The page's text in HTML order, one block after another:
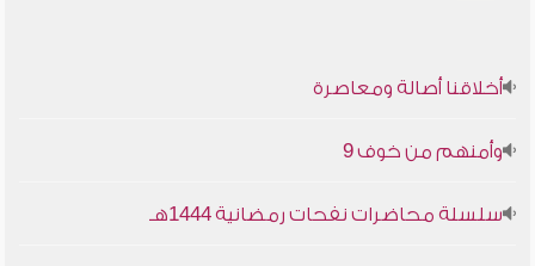
أخلاقنا أصالة ومعاصرة
وأمنهم من خوف 9
سلسلة محاضرات نفحات رمضانية 1444هـ